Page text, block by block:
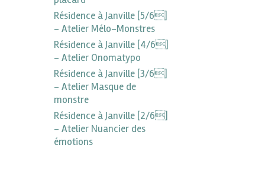
Résidence à Janville [5/6]
– Atelier Mélo-Monstres
Résidence à Janville [4/6]
– Atelier Onomatypo
Résidence à Janville [3/6]
– Atelier Masque de
monstre
Résidence à Janville [2/6]
– Atelier Nuancier des
émotions